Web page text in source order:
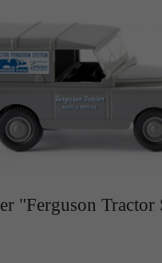
"Ferguson Tractor